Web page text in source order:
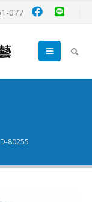
077
D-80255